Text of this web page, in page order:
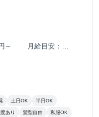
円～ 月給目安：
実績に応じて昇給あり！
に住んでいる or 住む予
土日OK 半日OK
あり 髪型自由 私服OK